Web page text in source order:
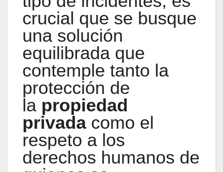
crucial que se busque
una solución
equilibrada que
contemple tanto la
protección de
la propiedad
privadacomo el
respeto a los
derechos humanos de